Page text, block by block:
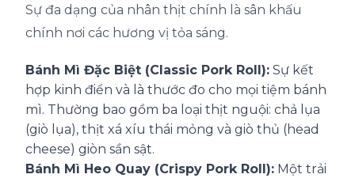
Sự đa dạng của nhân thịt chính là sân khấu
chính nơi các hương vị tỏa sáng.
Bánh Mì Đặc Biệt (Classic Pork Roll): Sự kết
hợp kinh điển và là thước đo cho mọi tiệm bánh
mì. Thường bao gồm ba loại thịt nguội: chả lụa
(giò lụa), thịt xá xíu thái mỏng và giò thủ (head
cheese) giòn sần sật.
Bánh Mì Heo Quay (Crispy Pork Roll): Một trải